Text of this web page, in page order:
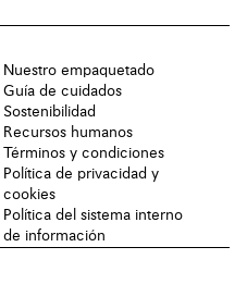
Nuestro empaquetado
Guía de cuidados
Sostenibilidad
Recursos humanos
Términos y condiciones
Política de privacidad y
cookies
Política del sistema interno
de información